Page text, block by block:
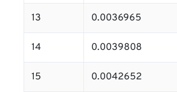
13 0.0036965
14 0.0039808
15 0.0042652